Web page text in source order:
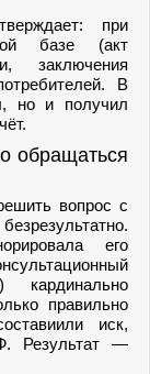
при
базе (акт
заключения
В
но и получил
обращаться
вопрос с
его
кардинально
правильно
иск,
Результат —